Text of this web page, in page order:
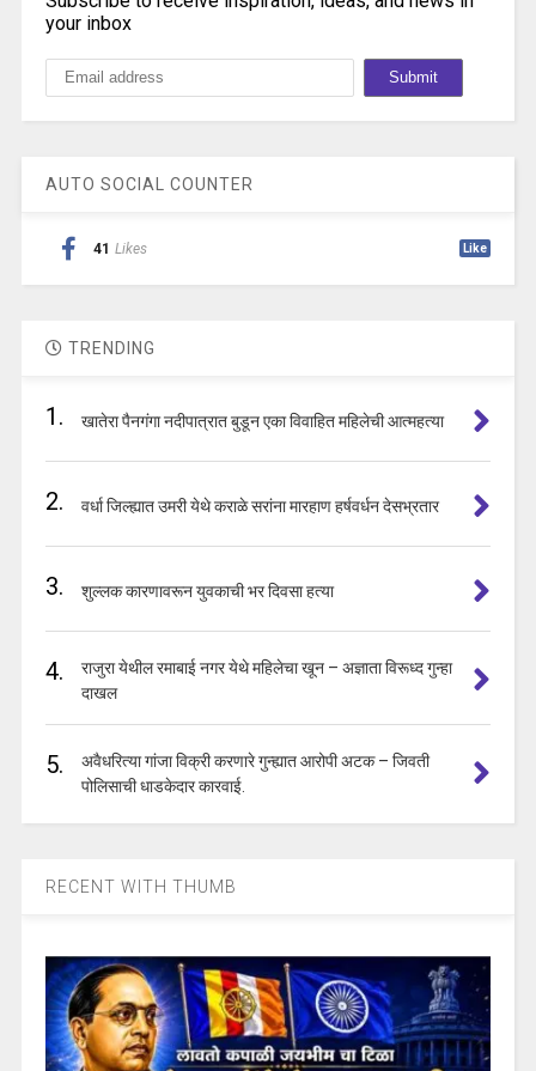
your inbox
AUTO SOCIAL COUNTER
41 Likes Like
TRENDING
1. खातेरा पैनगंगा नदीपात्रात बुडून एका विवाहित महिलेची आत्महत्या
2. वर्धा जिल्ह्यात उमरी येथे कराळे सरांना मारहाण हर्षवर्धन देसभ्रतार
3. शुल्लक कारणावरून युवकाची भर दिवसा हत्या
4.
राजुरा येथील रमाबाई नगर येथे महिलेचा खून – अज्ञाता विरूध्द गुन्हा
दाखल
5.
अवैधरित्या गांजा विक्री करणारे गुन्ह्यात आरोपी अटक – जिवती
पोलिसाची धाडकेदार कारवाई.
RECENT WITH THUMB